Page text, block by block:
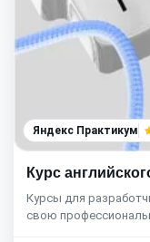
Яндекс Практикум
Курс
Курсы для
свою